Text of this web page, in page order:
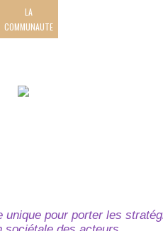
LA
COMMUNAUTE
unique pour porter les